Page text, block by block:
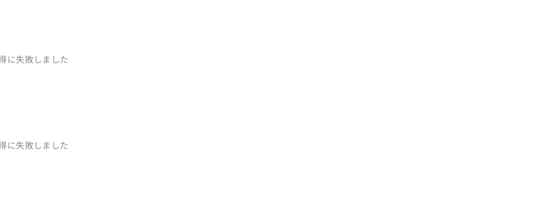
かったので、どのように対応すれば良いか悩む
は全てお任せになります。
に失敗しました
に失敗しました